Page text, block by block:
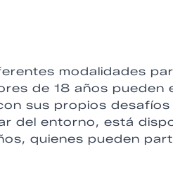
modalidades
de 18 años
sus propios
del entorno, está
quienes pueden